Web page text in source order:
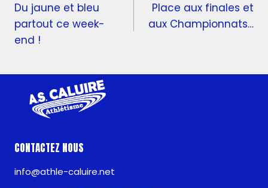
Du jaune et bleu
partout ce week-
end !
Place aux finales et
aux Championnats…
CONTACTEZ NOUS
info@athle-caluire.net